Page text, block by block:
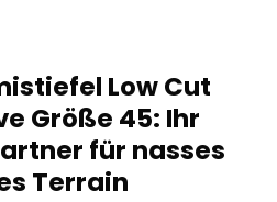
Low Cut
Größe 45: Ihr
für nasses
Terrain